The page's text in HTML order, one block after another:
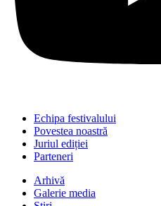
Echipa festivalului
Povestea noastră
Juriul ediției
Parteneri
Arhivă
Galerie media